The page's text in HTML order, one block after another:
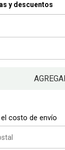
y descuentos
costo de envío